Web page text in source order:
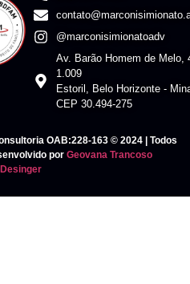
@marconisimionatoadv
Av. Barão Homem de Melo,
1.009
Estoril, Belo Horizonte -
CEP 30.494-275
OAB:228-163 © 2024 | Todos
por Geovana Trancoso